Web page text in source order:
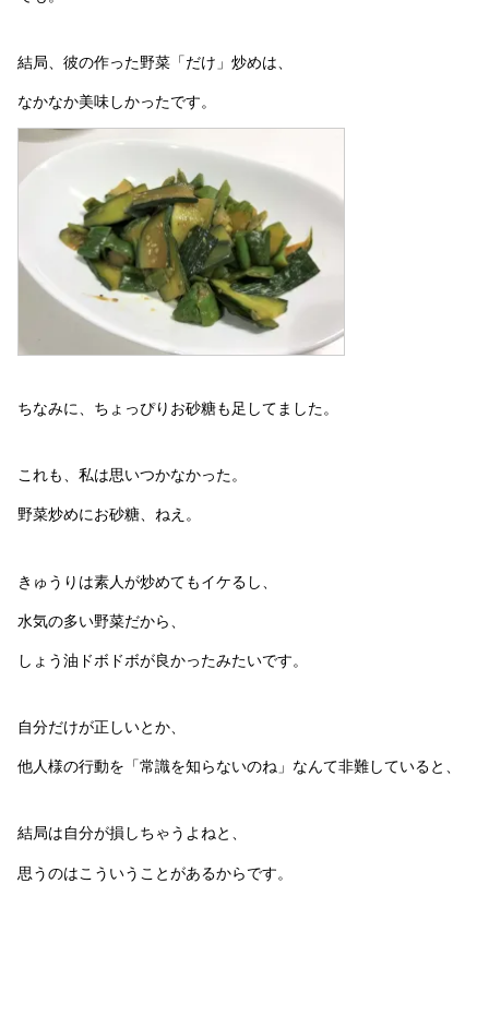
結局、彼の作った野菜「だけ」炒めは、
なかなか美味しかったです。
ちなみに、ちょっぴりお砂糖も足してました。
これも、私は思いつかなかった。
野菜炒めにお砂糖、ねえ。
きゅうりは素人が炒めてもイケるし、
水気の多い野菜だから、
しょう油ドボドボが良かったみたいです。
自分だけが正しいとか、
他人様の行動を「常識を知らないのね」なんて非難していると、
結局は自分が損しちゃうよねと、
思うのはこういうことがあるからです。